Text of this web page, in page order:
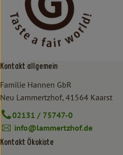
Kontakt allgemein
Familie Hannen GbR
Neu Lammertzhof, 41564 Kaarst
02131 / 75747-0
info@lammertzhof.de
Kontakt Ökokiste